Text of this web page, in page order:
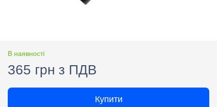
В наявності
365 грн з ПДВ
Купити